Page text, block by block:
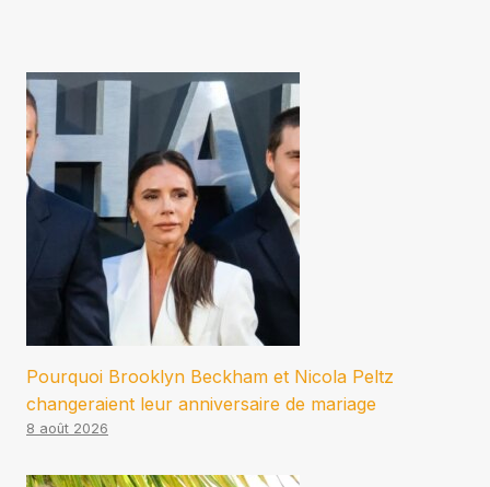
Pourquoi Brooklyn Beckham et Nicola Peltz
changeraient leur anniversaire de mariage
8 août 2026